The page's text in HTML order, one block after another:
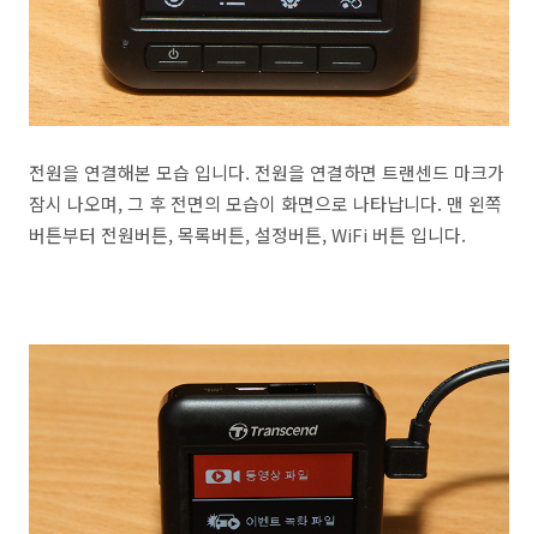
전원을 연결해본 모습 입니다. 전원을 연결하면 트랜센드 마크가
잠시 나오며, 그 후 전면의 모습이 화면으로 나타납니다. 맨 왼쪽
버튼부터 전원버튼, 목록버튼, 설정버튼, WiFi 버튼 입니다.